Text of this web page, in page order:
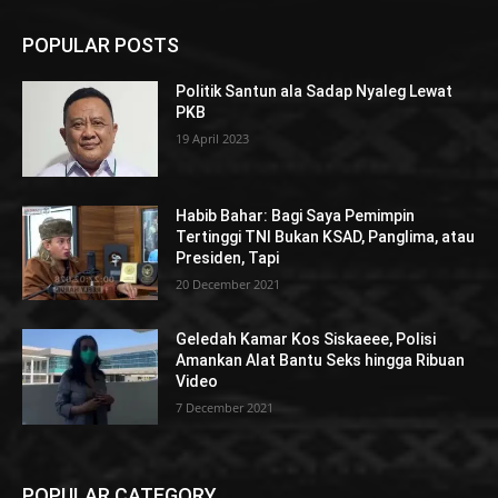
POPULAR POSTS
Politik Santun ala Sadap Nyaleg Lewat
PKB
19 April 2023
Habib Bahar: Bagi Saya Pemimpin
Tertinggi TNI Bukan KSAD, Panglima, atau
Presiden, Tapi
20 December 2021
Geledah Kamar Kos Siskaeee, Polisi
Amankan Alat Bantu Seks hingga Ribuan
Video
7 December 2021